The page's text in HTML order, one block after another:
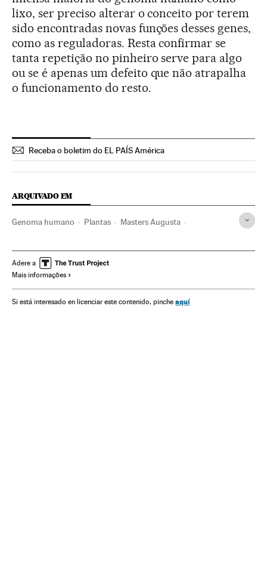
lixo, ser preciso alterar o conceito por terem
sido encontradas novas funções desses genes,
como as reguladoras. Resta confirmar se
tanta repetição no pinheiro serve para algo
ou se é apenas um defeito que não atrapalha
o funcionamento do resto.
Receba o boletim do EL PAÍS América
ARQUIVADO EM
Genoma humano Plantas Masters Augusta
Competições Esportes
Meio ambiente
Células Genética Biologia Ciências naturais
Adere a
Mais informações
Si está interesado en licenciar este contenido, pinche aquí